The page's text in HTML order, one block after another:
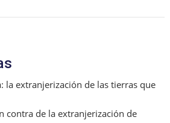
ai p
la extranjerización de las tierras que
contra de la extranjerización de